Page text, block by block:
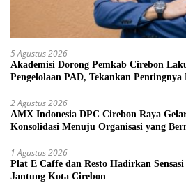
5 Agustus 2026
Akademisi Dorong Pemkab Cirebon
Pengelolaan PAD, Tekankan
2 Agustus 2026
AMX Indonesia DPC Cirebon Raya
Konsolidasi Menuju Organisasi yang
1 Agustus 2026
Plat E Caffe dan Resto Hadirkan
Jantung Kota Cirebon